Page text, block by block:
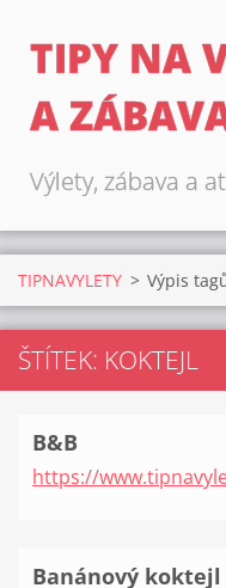
TIPY NA
A
Výlety, zábava a
TIPNAVYLETY > Výpis
ŠTÍTEK: KOKTEJL
B&B
https://
Banánový